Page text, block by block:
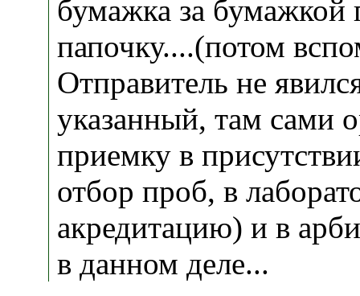
бумажка за бумажкой
папочку....(потом
Отправитель не
указанный, там сами
приемку в
отбор проб, в
акредитацию) и в
в данном деле...